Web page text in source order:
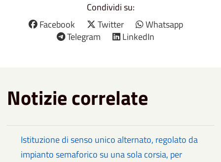
Condividi su:
Facebook
Twitter
Whatsapp
Telegram
LinkedIn
Notizie correlate
Istituzione di senso unico alternato, regolato da
impianto semaforico su una sola corsia, per